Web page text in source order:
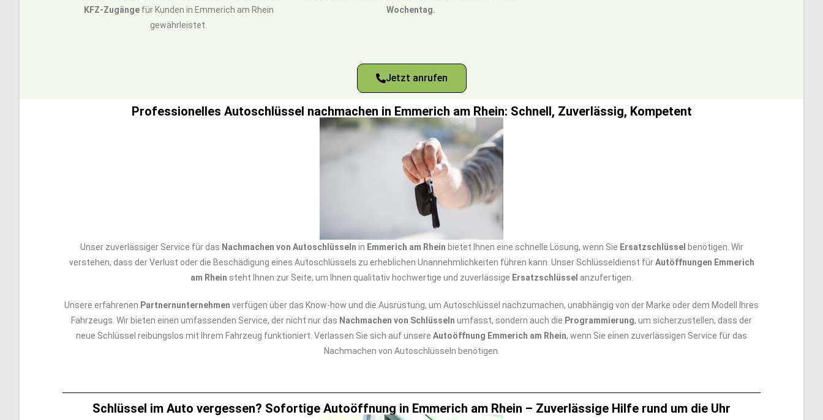
KFZ-Zugängefür Kunden in Emmerich am Rhein
gewährleistet.
Wochentag.
Jetzt anrufen
Professionelles Autoschlüssel nachmachen in Emmerich am Rhein: Schnell, Zuverlässig, Kompetent
Unser zuverlässiger Service für das Nachmachen von Autoschlüsseln in Emmerich am Rhein bietet Ihnen eine schnelle Lösung, wenn Sie Ersatzschlüssel benötigen. Wir
verstehen, dass der Verlust oder die Beschädigung eines Autoschlüssels zu erheblichen Unannehmlichkeiten führen kann. Unser Schlüsseldienst fürAutöffnungen Emmerich
am Rhein steht Ihnen zur Seite, um Ihnen qualitativ hochwertige und zuverlässige Ersatzschlüssel anzufertigen.
Unsere erfahrenen Partnernunternehmen verfügen über das Know-how und die Ausrüstung, um Autoschlüssel nachzumachen, unabhängig von der Marke oder dem Modell Ihres
Fahrzeugs. Wir bieten einen umfassenden Service, der nicht nur das Nachmachen von Schlüsseln umfasst, sondern auch die Programmierung, um sicherzustellen, dass der
neue Schlüssel reibungslos mit Ihrem Fahrzeug funktioniert. Verlassen Sie sich auf unsere Autoöffnung Emmerich am Rhein, wenn Sie einen zuverlässigen Service für das
Nachmachen von Autoschlüsseln benötigen.
Schlüssel im Auto vergessen? Sofortige Autoöffnung in Emmerich am Rhein – Zuverlässige Hilfe rund um die Uhr